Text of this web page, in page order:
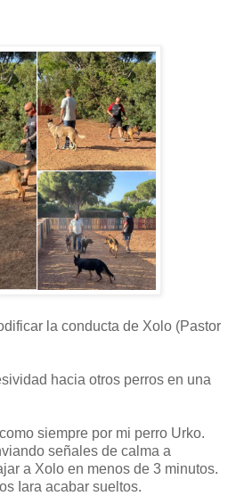
la conducta de Xolo (Pastor
hacia otros perros en una
siempre por mi perro Urko.
señales de calma a
a Xolo en menos de 3 minutos.
Iara acabar sueltos.